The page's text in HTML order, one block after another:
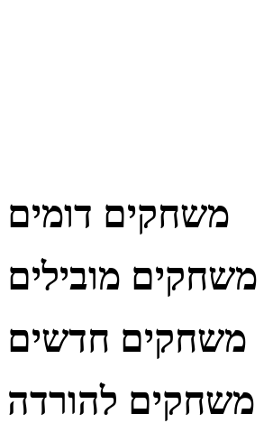
משחקים דומים
משחקים מובילים
משחקים חדשים
משחקים להורדה